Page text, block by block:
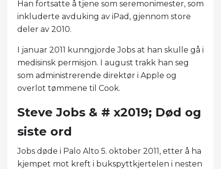
Han fortsatte å tjene som seremonimester, som
inkluderte avduking av iPad, gjennom store
deler av 2010.
I januar 2011 kunngjorde Jobs at han skulle gå i
medisinsk permisjon. I august trakk han seg
som administrerende direktør i Apple og
overlot tømmene til Cook.
Steve Jobs & # x2019; Død og
siste ord
Jobs døde i Palo Alto 5. oktober 2011, etter å ha
kjempet mot kreft i bukspyttkjertelen i nesten